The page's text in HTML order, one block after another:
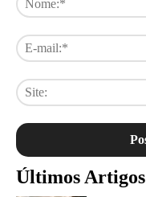
Últimos Artigos